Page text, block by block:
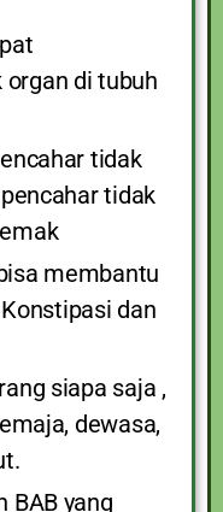
di tubuh
tidak
tidak
membantu
dan
siapa saja ,
dewasa,
BAB yang